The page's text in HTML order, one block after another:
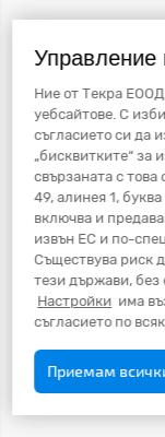
Управление
Ние от Текра
уебсайтове. С
съгласието си да
„бисквитките“ за
свързаната с
49, алинея 1,
включва и
извън ЕС и по-
Съществува риск
тези държави, без
Настройки има
съгласието по
Приемам